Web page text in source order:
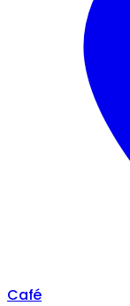
Café